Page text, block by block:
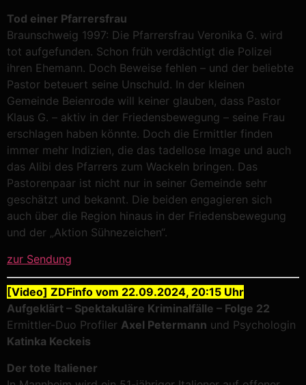
Tod einer Pfarrersfrau
Braunschweig 1997: Die Pfarrersfrau Veronika G. wird
tot aufgefunden. Schon früh verdächtigt die Polizei
ihren Ehemann. Doch Beweise fehlen – und der beliebte
Pastor beteuert seine Unschuld. In der kleinen
Gemeinde Beienrode will keiner glauben, dass Pastor
Klaus G. – aktiv in der Friedensbewegung – seine Frau
erschlagen haben könnte. Doch die Ermittler finden
immer mehr Indizien, die das tadellose Image und auch
das Alibi des Pfarrers zum Wackeln bringen. Das
Pastorenpaar ist nicht nur in seiner Gemeinde sehr
geschätzt und bekannt. Die beiden engagieren sich
auch über die Region hinaus in der Friedensbewegung
und der „Aktion Sühnezeichen“.
zur Sendung
[Video] ZDFinfo vom 22.09.2024, 20:15 Uhr
Aufgeklärt – Spektakuläre Kriminalfälle – Folge 22
Ermittler-Duo Profiler Axel Petermann und Psychologin
Katinka Keckeis
Der tote Italiener